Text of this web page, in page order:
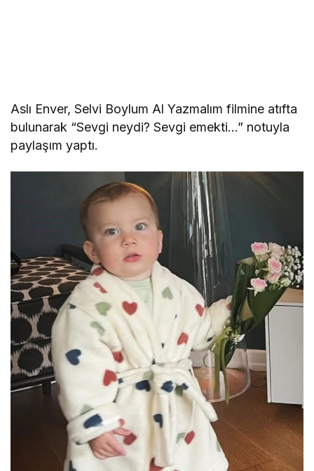
Aslı Enver, Selvi Boylum Al Yazmalım filmine atıfta
bulunarak “Sevgi neydi? Sevgi emekti…” notuyla
paylaşım yaptı.